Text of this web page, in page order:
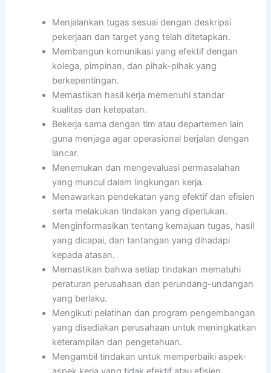
Menjalankan tugas sesuai dengan deskripsi
pekerjaan dan target yang telah ditetapkan.
Membangun komunikasi yang efektif dengan
kolega, pimpinan, dan pihak-pihak yang
berkepentingan.
Memastikan hasil kerja memenuhi standar
kualitas dan ketepatan.
Bekerja sama dengan tim atau departemen lain
guna menjaga agar operasional berjalan dengan
lancar.
Menemukan dan mengevaluasi permasalahan
yang muncul dalam lingkungan kerja.
Menawarkan pendekatan yang efektif dan efisien
serta melakukan tindakan yang diperlukan.
Menginformasikan tentang kemajuan tugas, hasil
yang dicapai, dan tantangan yang dihadapi
kepada atasan.
Memastikan bahwa setiap tindakan mematuhi
peraturan perusahaan dan perundang-undangan
yang berlaku.
Mengikuti pelatihan dan program pengembangan
yang disediakan perusahaan untuk meningkatkan
keterampilan dan pengetahuan.
Mengambil tindakan untuk memperbaiki aspek-